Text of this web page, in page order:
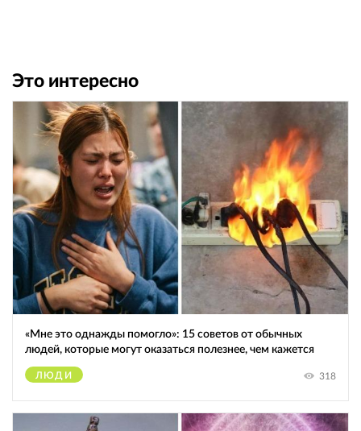
Это интересно
«Мне это однажды помогло»: 15 советов от обычных
людей, которые могут оказаться полезнее, чем кажется
ЛЮДИ 318